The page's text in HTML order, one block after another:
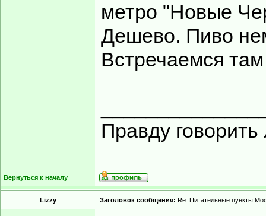
метро "Новые
Дешево. Пиво
Встречаемся
Правду
Вернуться к началу
Lizzy Заголовок сообщения: Re: Питательные пункты